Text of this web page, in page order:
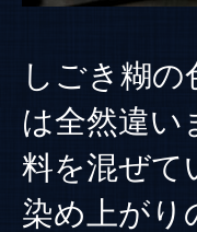
しごき糊
は全然違い
料を混ぜて
染め上がり